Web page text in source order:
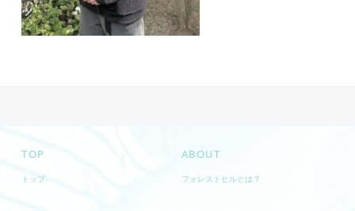
TOP
トップ
ABOUT
フォレストヒルとは？